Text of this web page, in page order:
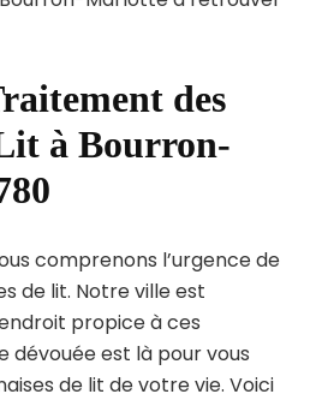
des
à Bourron-
comprenons l’urgence de
de lit. Notre ville est
propice à ces
dévouée est là pour vous
de lit de votre vie. Voici